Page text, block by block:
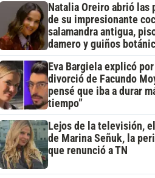
Natalia Oreiro abrió las
de su impresionante
salamandra antigua,
damero y guiños
Eva Bargiela explicó
divorció de Facundo
pensé que iba a durar
tiempo”
Lejos de la televisión,
de Marina Señuk, la
que renunció a TN